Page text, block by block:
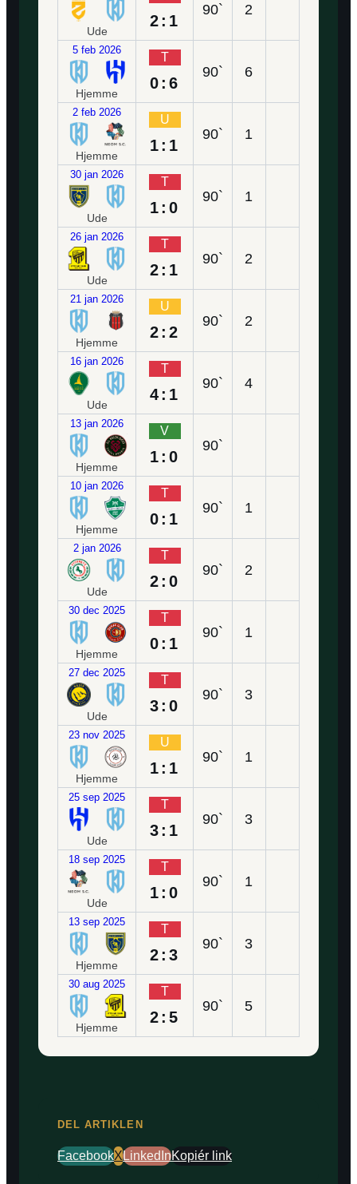
Ude
2:1
90` 2
5 feb 2026
Hjemme
T
0:6
90` 6
2 feb 2026
Hjemme
U
1:1
90` 1
30 jan 2026
Ude
T
1:0
90` 1
26 jan 2026
Ude
T
2:1
90` 2
21 jan 2026
Hjemme
U
2:2
90` 2
16 jan 2026
Ude
T
4:1
90` 4
13 jan 2026
Hjemme
V
1:0
90`
10 jan 2026
Hjemme
T
0:1
90` 1
2 jan 2026
Ude
T
2:0
90` 2
30 dec 2025
Hjemme
T
0:1
90` 1
27 dec 2025
Ude
T
3:0
90` 3
23 nov 2025
Hjemme
U
1:1
90` 1
25 sep 2025
Ude
T
3:1
90` 3
18 sep 2025
Ude
T
1:0
90` 1
13 sep 2025
Hjemme
T
2:3
90` 3
30 aug 2025
Hjemme
T
2:5
90` 5
DEL ARTIKLEN
FacebookXLinkedInKopiér link